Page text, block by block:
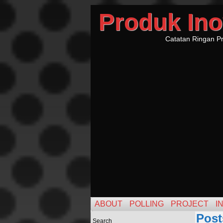
Produk
Catatan Ringan
ABOUT POLLING PROJECT
Search